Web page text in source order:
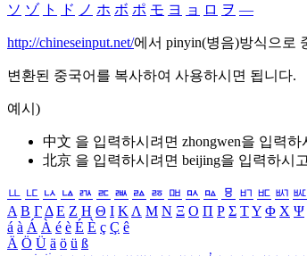
ソ ゾ ト ド ノ ホ ボ ポ モ ヨ ョ ロ ヲ ―
http://chineseinput.net/에서 pinyin(병음)방식으로
변환된 중국어를 복사하여 사용하시면 됩니다.
예시)
中文 을 입력하시려면 zhongwen을 입력하
北京 을 입력하시려면 beijing을 입력하시
ㅥ ㅦ ㅧ ㅨ ㅩ ㅪ ㅫ ㅬ ㅭ ㅮ ㅯ ㅰ ㅱ ㅲ ㅳ ㅴ ㅵ
Α Β ΓΔ Ε Ζ Η Θ Ι ΚΛ Μ Ν Ξ Ο Π Ρ Σ ΤΥ Φ Χ Ψ
á à Á À é è É È ç Ç ê
Ä Ö Ü ä ö ü ß